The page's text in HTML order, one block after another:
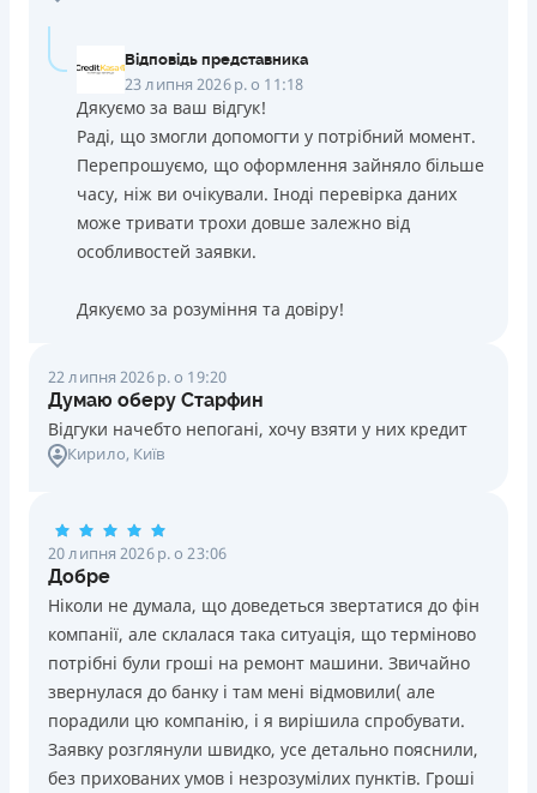
Відповідь представника
23 липня 2026 р. о 11:18
Дякуємо за ваш відгук!
Раді, що змогли допомогти у потрібний момент.
Перепрошуємо, що оформлення зайняло більше
часу, ніж ви очікували. Іноді перевірка даних
може тривати трохи довше залежно від
особливостей заявки.
Дякуємо за розуміння та довіру!
22 липня 2026 р. о 19:20
Думаю оберу Старфин
Відгуки начебто непогані, хочу взяти у них кредит
Кирило, Київ
20 липня 2026 р. о 23:06
Добре
Ніколи не думала, що доведеться звертатися до фін
компанії, але склалася така ситуація, що терміново
потрібні були гроші на ремонт машини. Звичайно
звернулася до банку і там мені відмовили( але
порадили цю компанію, і я вирішила спробувати.
Заявку розглянули швидко, усе детально пояснили,
без прихованих умов і незрозумілих пунктів. Гроші